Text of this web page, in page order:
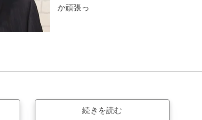
か頑張っ
続きを読む